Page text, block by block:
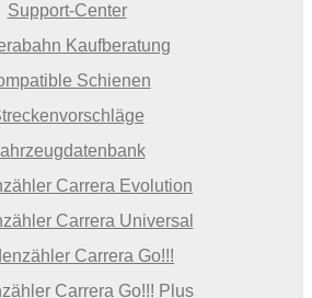
Support-Center
Kaufberatung
Schienen
Carrera Evolution
Carrera Universal
Carrera Go!!!
Carrera Go!!! Plus